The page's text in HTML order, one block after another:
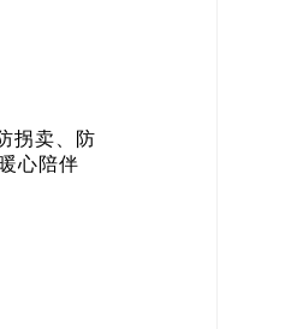
拐卖、防
心陪伴